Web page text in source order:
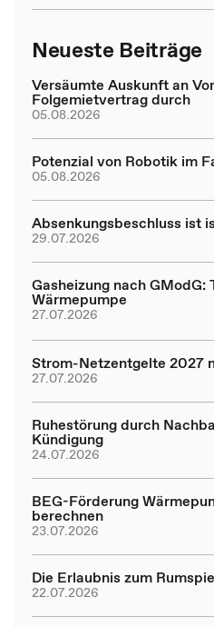
Neueste Beiträge
Versäumte Auskunft an
Folgemietvertrag durch
05.08.2026
Potenzial von Robotik im
05.08.2026
Absenkungsbeschluss ist
29.07.2026
Gasheizung nach GModG:
Wärmepumpe
27.07.2026
Strom-Netzentgelte 2027
27.07.2026
Ruhestörung durch
Kündigung
24.07.2026
BEG-Förderung
berechnen
23.07.2026
Die Erlaubnis zum
22.07.2026